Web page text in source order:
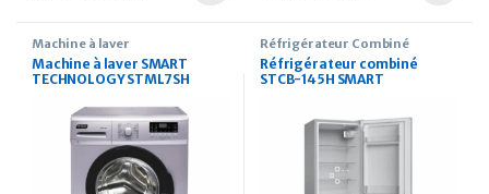
Machine à laver
Machine à laver SMART
TECHNOLOGY STML7SH
Réfrigérateur Combiné
Réfrigérateur combiné
STCB-145H SMART